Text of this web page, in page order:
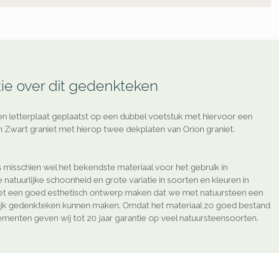
over dit gedenkteken
letterplaat geplaatst op een dubbel voetstuk met hiervoor een
Zwart graniet met hierop twee dekplaten van Orion graniet.
misschien wel het bekendste materiaal voor het gebruik in
natuurlijke schoonheid en grote variatie in soorten en kleuren in
een goed esthetisch ontwerp maken dat we met natuursteen een
gedenkteken kunnen maken. Omdat het materiaal zo goed bestand
geven wij tot 20 jaar garantie op veel natuursteensoorten.